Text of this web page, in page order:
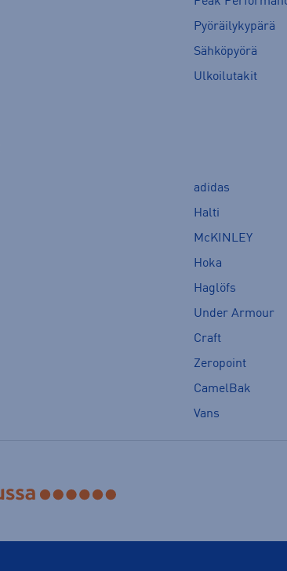
Pyöräilykypärä
Sähköpyörä
Ulkoilutakit
adidas
Halti
McKINLEY
Hoka
Haglöfs
Under Armour
Craft
Zeropoint
CamelBak
Vans